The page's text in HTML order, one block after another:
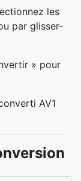
les
par glisser-
» pour
AV1